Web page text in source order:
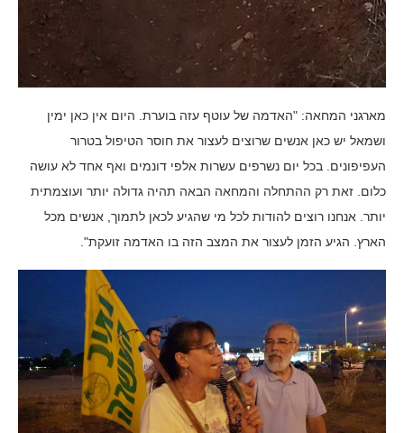
מארגני המחאה: "האדמה של עוטף עזה בוערת. היום אין כאן ימין
ושמאל יש כאן אנשים שרוצים לעצור את חוסר הטיפול בטרור
העפיפונים. בכל יום נשרפים עשרות אלפי דונמים ואף אחד לא עושה
כלום. זאת רק ההתחלה והמחאה הבאה תהיה גדולה יותר ועוצמתית
יותר. אנחנו רוצים להודות לכל מי שהגיע לכאן לתמוך, אנשים מכל
הארץ. הגיע הזמן לעצור את המצב הזה בו האדמה זועקת".